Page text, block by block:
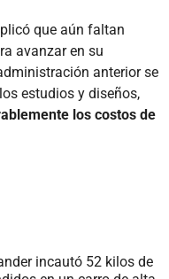
que aún faltan
avanzar en su
anterior se
estudios y diseños,
los costos de
incautó 52 kilos de